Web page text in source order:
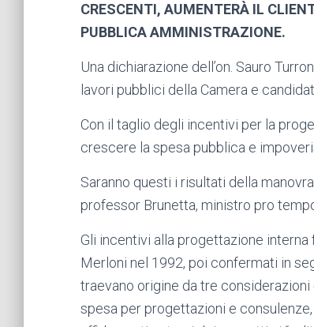
CRESCENTI, AUMENTERÀ IL
PUBBLICA AMMINISTRAZIONE.
Una dichiarazione dell’on. Sauro
lavori pubblici della Camera e
Con il taglio degli incentivi per la
crescere la spesa pubblica e
Saranno questi i risultati della
professor Brunetta, ministro pro
Gli incentivi alla progettazione
Merloni nel 1992, poi confermati in
traevano origine da tre
spesa per progettazioni e